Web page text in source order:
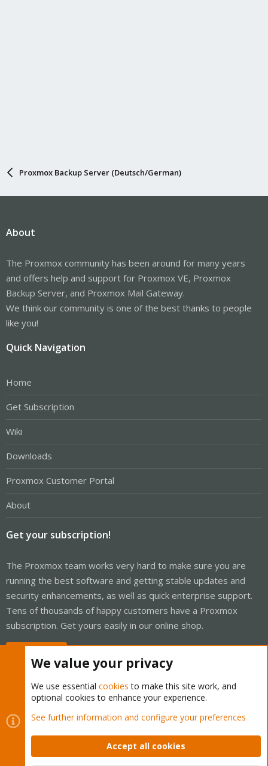
Proxmox Backup Server (Deutsch/German)
About
The Proxmox community has been around for many years
and offers help and support for Proxmox VE, Proxmox
Backup Server, and Proxmox Mail Gateway.
We think our community is one of the best thanks to people
like you!
Quick Navigation
Home
Get Subscription
Wiki
Downloads
Proxmox Customer Portal
About
Get your subscription!
The Proxmox team works very hard to make sure you are
running the best software and getting stable updates and
security enhancements, as well as quick enterprise support.
Tens of thousands of happy customers have a Proxmox
subscription. Get yours easily in our online shop.
Cookies
Proxmox Support Forum - Light Mode
Contact us
Terms and rules Privacy policy Help Home
We value your privacy
We use essential cookies to make this site work, and
optional cookies to enhance your experience.
See further information and configure your preferences
Accept all cookies